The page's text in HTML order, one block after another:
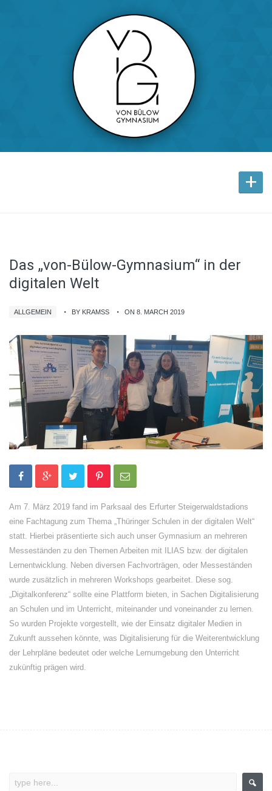
+
Das „von-Bülow-Gymnasium“ in der
digitalen Welt
ALLGEMEIN BY KRAMSS ON 8. MARCH 2019
Am 7. März 2019 fand im Parksaal des Erfurter Steigerwaldstadions
eine Fachtagung zum Thema „Thüringer Schulen in der digitalen Welt“
statt. Hierbei präsentierte sich auch unser Gymnasium an mehreren
Messeständen zu den Themen Arbeiten mit ILIAS bzw. der digitalen
Lernentwicklung. Neben diversen Fachvorträgen, oder Messeständen
wurde zusätzlich in mehreren Workshops gearbeitet. Diese sog.
„Digitalkonferenz“ sollte eine Plattform bieten, in Sachen Digitalisierung
an Schulen und im Unterricht, miteinander und voneinander zu lernen.
So wurden Projekte vorgestellt, wie der Einsatz digitaler Medien in
Zukunft aussehen könnte, was Digitalisierung für die Weiterentwicklung
der Lehrpläne bedeutet oder welche Lernumgebung den Unterricht
zukünftig prägen wird.